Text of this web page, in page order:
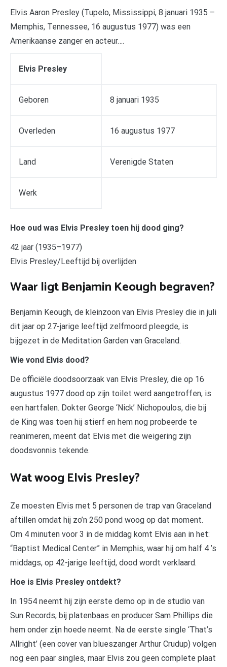
Elvis Aaron Presley (Tupelo, Mississippi, 8 januari 1935 –
Memphis, Tennessee, 16 augustus 1977) was een
Amerikaanse zanger en acteur….
Elvis Presley
Geboren 8 januari 1935
Overleden 16 augustus 1977
Land Verenigde Staten
Werk
Hoe oud was Elvis Presley toen hij dood ging?
42 jaar (1935–1977)
Elvis Presley/Leeftijd bij overlijden
Waar ligt Benjamin Keough begraven?
Benjamin Keough, de kleinzoon van Elvis Presley die in juli
dit jaar op 27-jarige leeftijd zelfmoord pleegde, is
bijgezet in de Meditation Garden van Graceland.
Wie vond Elvis dood?
De officiële doodsoorzaak van Elvis Presley, die op 16
augustus 1977 dood op zijn toilet werd aangetroffen, is
een hartfalen. Dokter George ‘Nick’ Nichopoulos, die bij
de King was toen hij stierf en hem nog probeerde te
reanimeren, meent dat Elvis met die weigering zijn
doodsvonnis tekende.
Wat woog Elvis Presley?
Ze moesten Elvis met 5 personen de trap van Graceland
aftillen omdat hij zo’n 250 pond woog op dat moment.
Om 4 minuten voor 3 in de middag komt Elvis aan in het:
“Baptist Medical Center” in Memphis, waar hij om half 4 ’s
middags, op 42-jarige leeftijd, dood wordt verklaard.
Hoe is Elvis Presley ontdekt?
In 1954 neemt hij zijn eerste demo op in de studio van
Sun Records, bij platenbaas en producer Sam Phillips die
hem onder zijn hoede neemt. Na de eerste single ‘That’s
Allright’ (een cover van blueszanger Arthur Crudup) volgen
nog een paar singles, maar Elvis zou geen complete plaat